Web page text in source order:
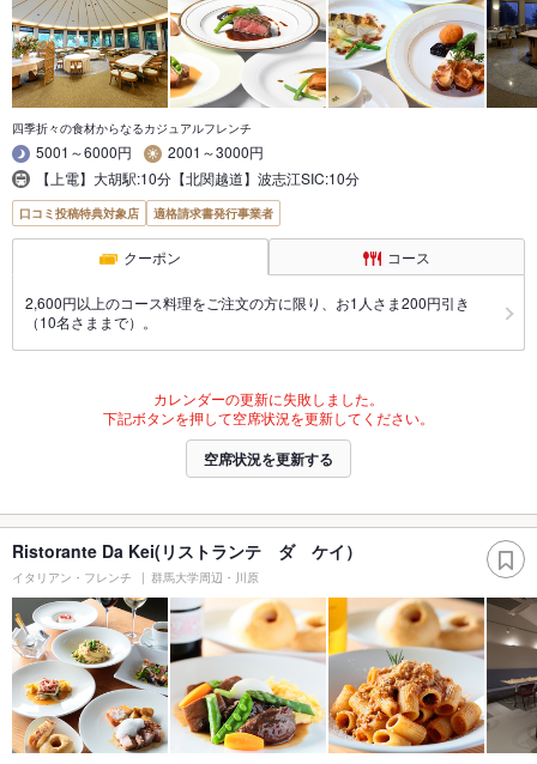
四季折々の食材からなるカジュアルフレンチ
5001～6000円
2001～3000円
【上電】大胡駅:10分【北関越道】波志江SIC:10分
口コミ投稿特典対象店 適格請求書発行事業者
クーポン コース
2,600円以上のコース料理をご注文の方に限り、お1人さま200円引き
（10名さままで）。
カレンダーの更新に失敗しました。
下記ボタンを押して空席状況を更新してください。
空席状況を更新する
Ristorante Da Kei(リストランテ ダ ケイ）
イタリアン・フレンチ 群馬大学周辺・川原